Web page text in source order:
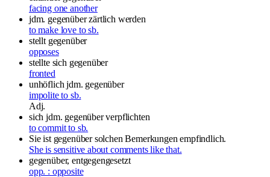
facing one another
jdm. gegenüber zärtlich werden
to make love to sb.
stellt gegenüber
opposes
stellte sich gegenüber
fronted
unhöflich jdm. gegenüber
impolite to sb.
Adj.
sich jdm. gegenüber verpflichten
to commit to sb.
Sie ist gegenüber solchen Bemerkungen empfindlich.
She is sensitive about comments like that.
gegenüber, entgegengesetzt
opp. : opposite